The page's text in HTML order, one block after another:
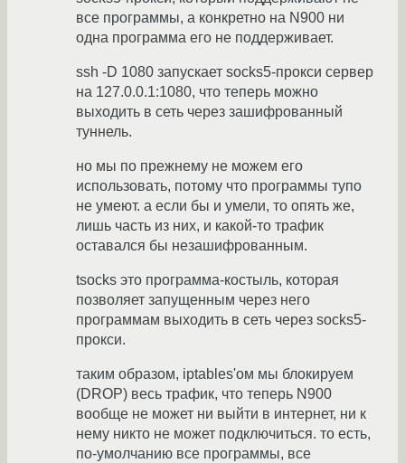
все программы, а конкретно на N900 ни
одна программа его не поддерживает.
ssh -D 1080 запускает socks5-прокси сервер
на 127.0.0.1:1080, что теперь можно
выходить в сеть через зашифрованный
туннель.
но мы по прежнему не можем его
использовать, потому что программы тупо
не умеют. а если бы и умели, то опять же,
лишь часть из них, и какой-то трафик
оставался бы незашифрованным.
tsocks это программа-костыль, которая
позволяет запущенным через него
программам выходить в сеть через socks5-
прокси.
таким образом, iptables'ом мы блокируем
(DROP) весь трафик, что теперь N900
вообще не может ни выйти в интернет, ни к
нему никто не может подключиться. то есть,
по-умолчанию все программы, все